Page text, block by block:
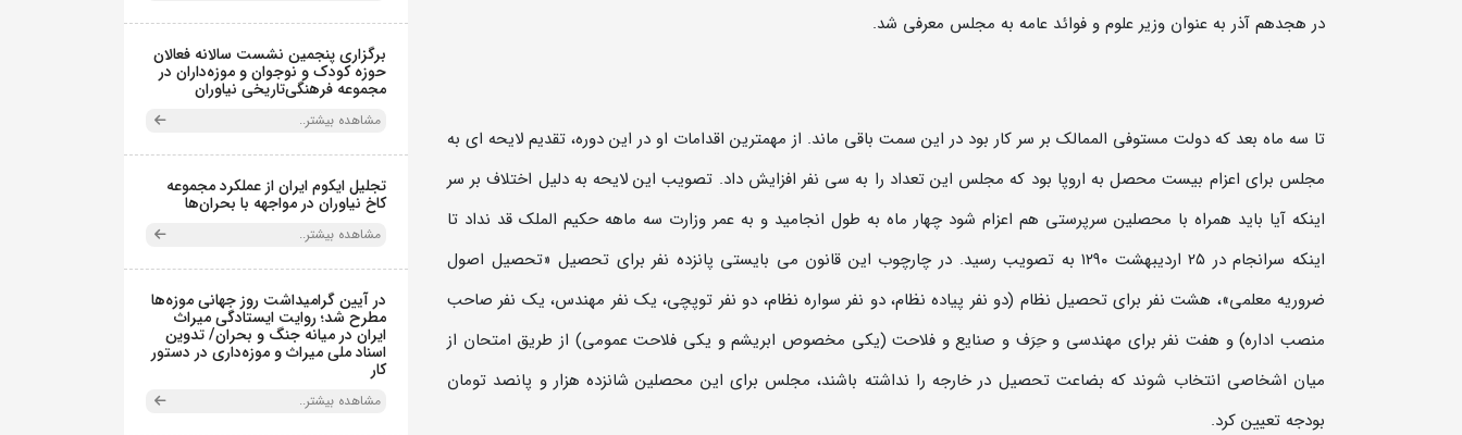
در هجدهم آذر به عنوان وزیر علوم و فوائد عامه به مجلس معرفی شد.
تا سه ماه بعد که دولت مستوفی الممالک بر سر کار بود در این سمت باقی ماند. از مهمترین اقدامات او در این دوره، تقدیم لایحه ای به
مجلس برای اعزام بیست محصل به اروپا بود که مجلس این تعداد را به سی نفر افزایش داد. تصویب این لایحه به دلیل اختلاف بر سر
اینکه آیا باید همراه با محصلین سرپرستی هم اعزام شود چهار ماه به طول انجامید و به عمر وزارت سه ماهه حکیم الملک قد نداد تا
اینکه سرانجام در ۲۵ اردیبهشت ۱۲۹۰ به تصویب رسید. در چارچوب این قانون می بایستی پانزده نفر برای تحصیل «تحصیل اصول
ضروریه معلمى»، هشت نفر براى تحصیل نظام (دو نفر پیاده نظام، دو نفر سواره نظام، دو نفر توپچى، یک نفر مهندس، یک نفر صاحب
منصب اداره) و هفت نفر برای مهندسى و حِرَف و صنایع و فلاحت (یکی مخصوص ابریشم و یکى فلاحت عمومى) از طریق امتحان از
میان اشخاصى انتخاب شوند که بضاعت تحصیل در خارجه را نداشته باشند، مجلس برای این محصلین شانزده هزار و پانصد تومان
بودجه تعیین کرد.
برگزاری پنجمین نشست سالانه فعالان
حوزه کودک و نوجوان و موزه‌داران در
مجموعه فرهنگی‌تاریخی نیاوران
مشاهده بیشتر..
تجلیل ایکوم ایران از عملکرد مجموعه
کاخ نیاوران در مواجهه با بحران‌ها
مشاهده بیشتر..
در آیین گرامیداشت روز جهانی موزه‌ها
مطرح شد؛ روایت ایستادگی میراث
ایران در میانه جنگ و بحران/ تدوین
اسناد ملی میراث و موزه‌داری در دستور
کار
مشاهده بیشتر..